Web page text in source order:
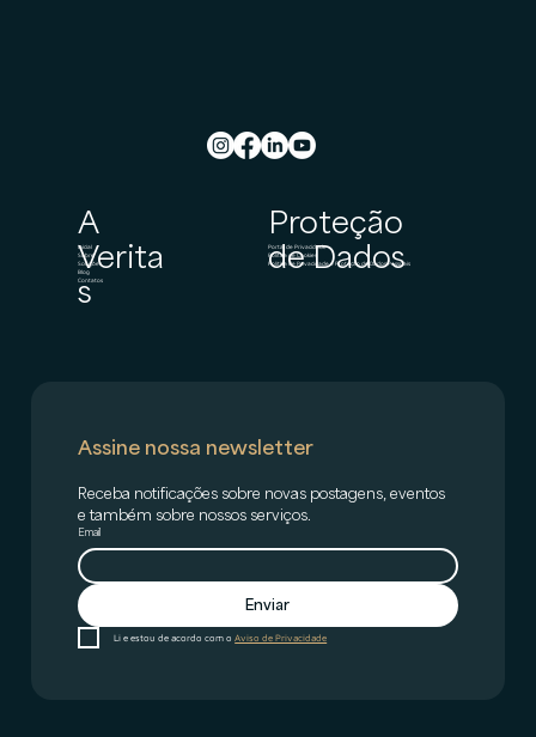
A
Verita
s
Inicial
Sobre
Soluções
Blog
Contatos
Proteção
de Dados
Portal de Privacidade
Política de Cookies
Política de Privacidade e Proteção de Dados Pessoais
Assine nossa newsletter
Receba notificações sobre novas postagens, eventos
e também sobre nossos serviços.
Email
Enviar
Li e estou de acordo com o Aviso de Privacidade